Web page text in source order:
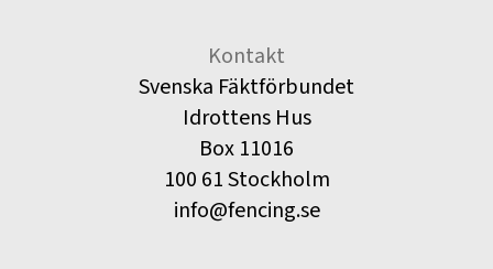
Kontakt
Svenska Fäktförbundet
Idrottens Hus
Box 11016
100 61 Stockholm
info@fencing.se